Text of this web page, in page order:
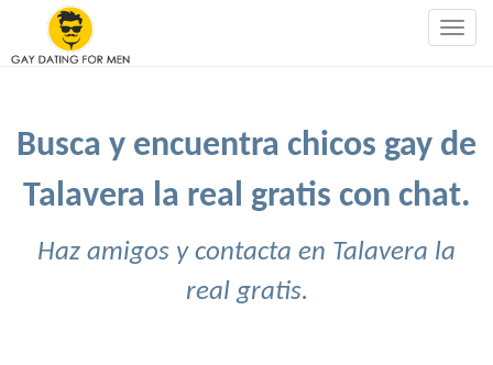
Busca y encuentra chicos gay de
Talavera la real gratis con chat.
Haz amigos y contacta en Talavera la
real gratis.